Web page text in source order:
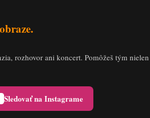
rozhovor ani koncert. Pomôžeš tým
Sledovať na Instagrame